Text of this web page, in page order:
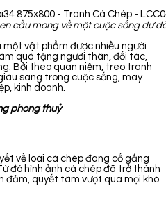
cầu mong về một cuộc sống dư
một vật phẩm được nhiều người
quà tặng người thân, đối tác,
Bởi theo quan niệm, treo tranh
sang trong cuộc sống, may
kinh doanh.
phong thuỷ
về loài cá chép đang cố gắng
đó hình ảnh cá chép đã trở thành
đảm, quyết tâm vượt qua mọi khó